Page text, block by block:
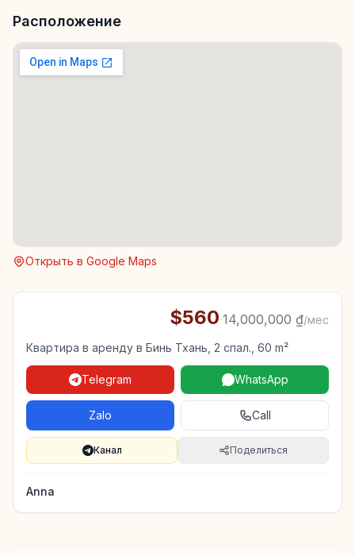
Расположение
Открыть в Google Maps
$560·14,000,000 ₫/мес
Квартира в аренду в Бинь Тхань, 2 спал., 60 m²
Telegram WhatsApp
Zalo Call
Канал Поделиться
Anna